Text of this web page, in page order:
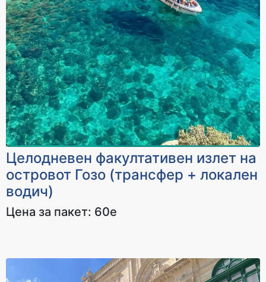
Целодневен факултативен излет на
островот Гозо (трансфер + локален
водич)
Цена за пакет: 60е